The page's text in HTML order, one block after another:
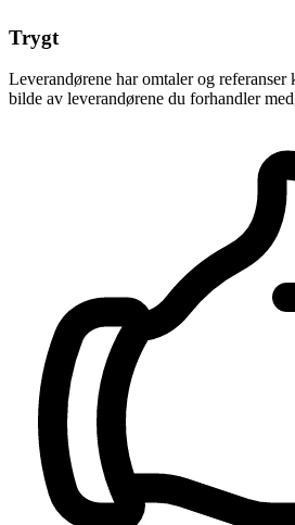
Trygt
Leverandørene har omtaler og
bilde av leverandørene du forhandler